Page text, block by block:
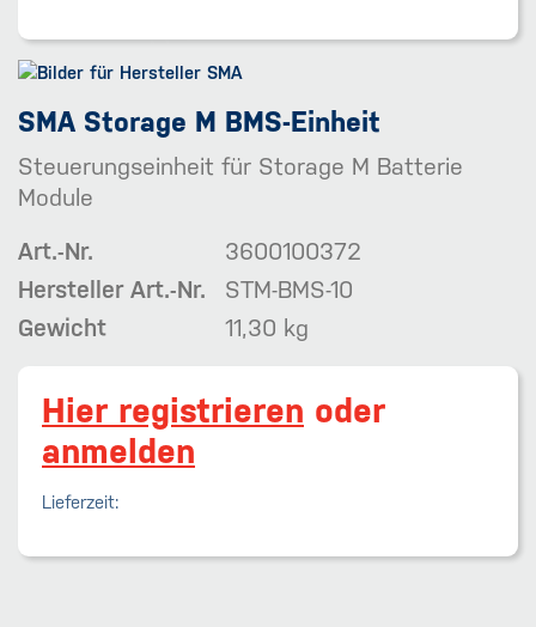
SMA Storage M BMS-Einheit
Steuerungseinheit für Storage M Batterie
Module
Art.-Nr.
3600100372
Hersteller Art.-Nr.
STM-BMS-10
Gewicht
11,30 kg
Hier registrieren oder
anmelden
Lieferzeit: